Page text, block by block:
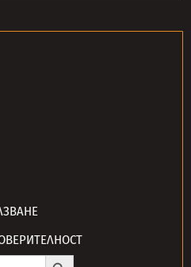
Search Button